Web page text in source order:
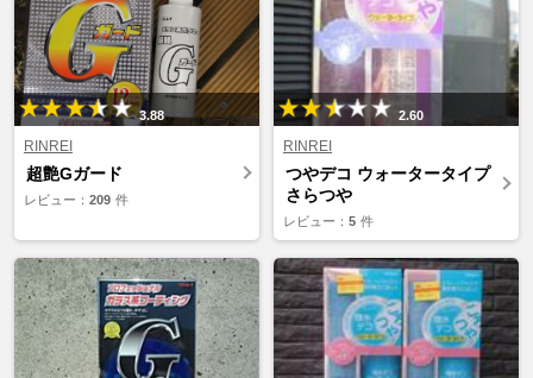
3.88
RINREI
超艶Gガード
レビュー： 209 件
2.60
RINREI
つやデコ ウォータータイプ
さらつや
レビュー： 5 件